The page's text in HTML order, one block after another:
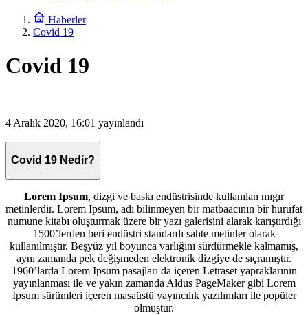
Haberler
Covid 19
Covid 19
4 Aralık 2020, 16:01 yayınlandı
Covid 19 Nedir?
Lorem Ipsum, dizgi ve baskı endüstrisinde kullanılan mıgır
metinlerdir. Lorem Ipsum, adı bilinmeyen bir matbaacının bir hurufat
numune kitabı oluşturmak üzere bir yazı galerisini alarak karıştırdığı
1500’lerden beri endüstri standardı sahte metinler olarak
kullanılmıştır. Beşyüz yıl boyunca varlığını sürdürmekle kalmamış,
aynı zamanda pek değişmeden elektronik dizgiye de sıçramıştır.
1960’larda Lorem Ipsum pasajları da içeren Letraset yapraklarının
yayınlanması ile ve yakın zamanda Aldus PageMaker gibi Lorem
Ipsum sürümleri içeren masaüstü yayıncılık yazılımları ile popüler
olmuştur.